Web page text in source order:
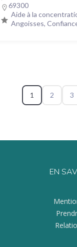
69300
Aide à la
Angoisses,
1 2 3
EN